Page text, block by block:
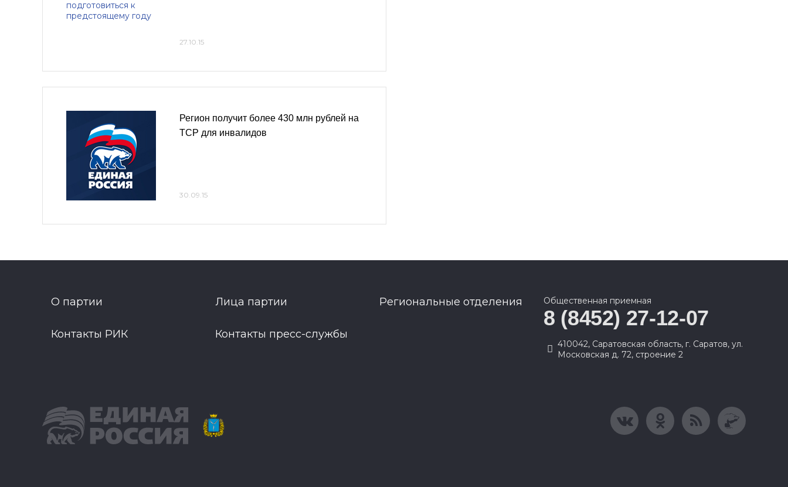
27.10.15
Регион получит более 430 млн рублей на
ТСР для инвалидов
30.09.15
О партии Лица партии Региональные отделения
Контакты РИК Контакты пресс-службы
Общественная приемная
8 (8452) 27-12-07
410042, Саратовская область, г. Саратов, ул.
Московская д. 72, строение 2